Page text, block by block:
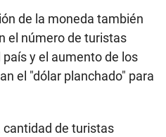
de la moneda también
el número de turistas
y el aumento de los
el "dólar planchado" para
cantidad de turistas